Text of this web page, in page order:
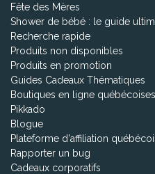
Fête des Mères
Shower de bébé : le guide
Recherche rapide
Produits non disponibles
Produits en promotion
Guides Cadeaux Thématiques
Boutiques en ligne québécoises
Pikkado
Blogue
Plateforme d'affiliation
Rapporter un bug
Cadeaux corporatifs